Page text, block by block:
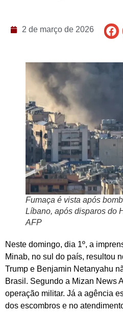
2 de março de 2026
Fumaça é vista após
Líbano, após disparos do
AFP
Neste domingo, dia 1º, a
Minab, no sul do país, resultou
Trump e Benjamin Netanyahu
Brasil. Segundo a Mizan News
operação militar. Já a agência
dos escombros e no